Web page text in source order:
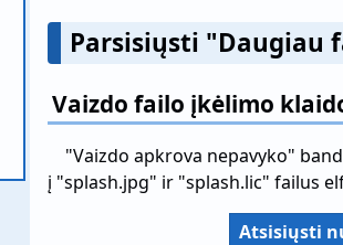
Parsisiųsti "Daugiau
Vaizdo failo įkėlimo
"Vaizdo apkrova nepavyko"
į "splash.jpg" ir "splash.lic" failus
Atsisiųsti